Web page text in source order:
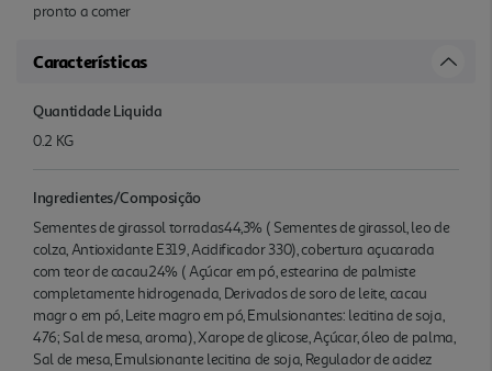
pronto a comer
Características
Quantidade Liquida
0.2 KG
Ingredientes/Composição
Sementes de girassol torradas44,3% ( Sementes de girassol, leo de
colza, Antioxidante E319, Acidificador 330), cobertura açucarada
com teor de cacau24% ( Açúcar em pó, estearina de palmiste
completamente hidrogenada, Derivados de soro de leite, cacau
magr o em pó, Leite magro em pó, Emulsionantes: lecitina de soja,
476; Sal de mesa, aroma), Xarope de glicose, Açúcar, óleo de palma,
Sal de mesa, Emulsionante lecitina de soja, Regulador de acidez